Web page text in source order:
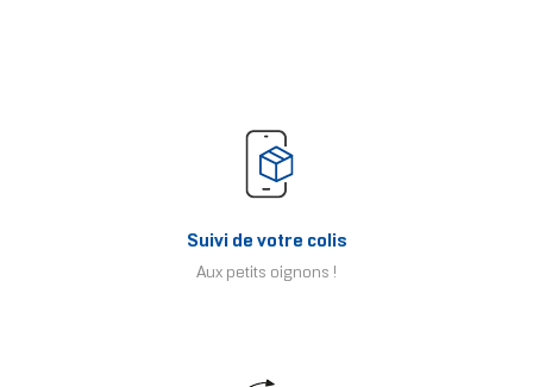
Suivi de votre colis
Aux petits oignons !